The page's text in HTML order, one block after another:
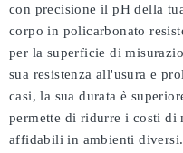
con precisione il pH della
corpo in policarbonato
per la superficie di
sua resistenza all'usura e
casi, la sua durata è
permette di ridurre i costi di
affidabili in ambienti diversi.